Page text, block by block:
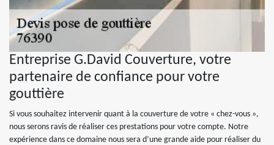
Entreprise G.David Couverture, votre
partenaire de confiance pour votre
gouttière
Si vous souhaitez intervenir quant à la couverture de votre « chez-vous »,
nous serons ravis de réaliser ces prestations pour votre compte. Notre
expérience dans ce domaine nous sera d’une grande aide pour réaliser du